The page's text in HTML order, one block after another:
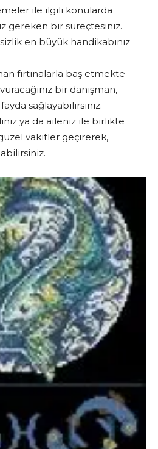
ile ilgili konularda
gereken bir süreçtesiniz.
en büyük handikabınız
fırtınalarla baş etmekte
bir danışman,
sağlayabilirsiniz.
ya da aileniz ile birlikte
vakitler geçirerek,